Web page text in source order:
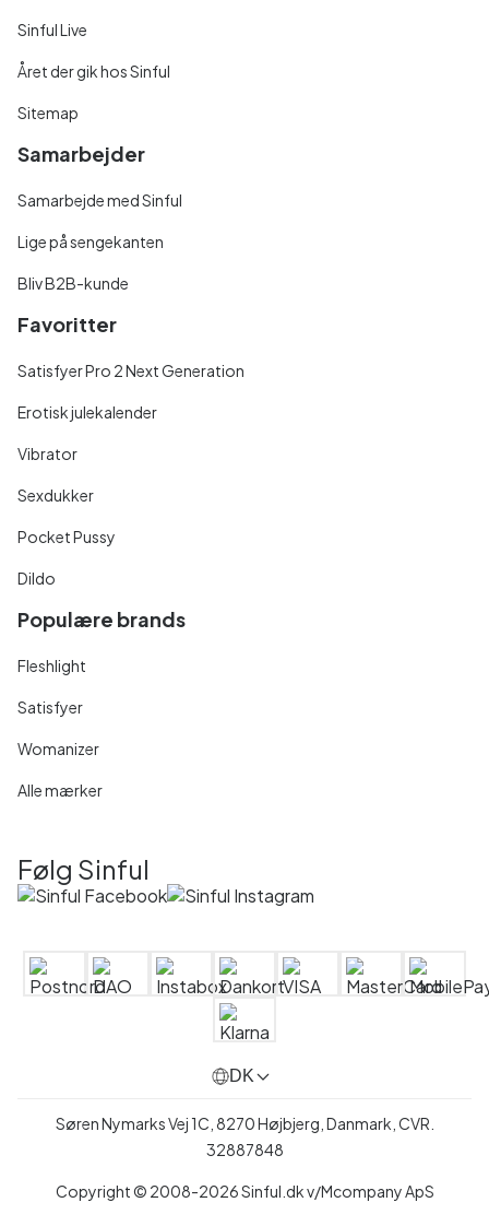
Sinful Live
Året der gik hos Sinful
Sitemap
Samarbejder
Samarbejde med Sinful
Lige på sengekanten
Bliv B2B-kunde
Favoritter
Satisfyer Pro 2 Next Generation
Erotisk julekalender
Vibrator
Sexdukker
Pocket Pussy
Dildo
Populære brands
Fleshlight
Satisfyer
Womanizer
Alle mærker
Følg Sinful
DK
Søren Nymarks Vej 1C, 8270 Højbjerg, Danmark, CVR.
32887848
Copyright © 2008-2026 Sinful.dk v/Mcompany ApS